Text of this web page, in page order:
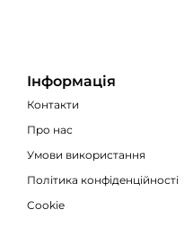
Інформація
Контакти
Про нас
Умови використання
Політика конфіденційності
Cookie